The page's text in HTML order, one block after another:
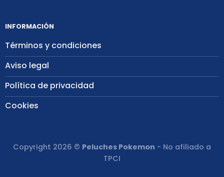
INFORMACIÓN
Términos y condiciones
Aviso legal
Política de privacidad
Cookies
Copyright 2026 © Peluches Pokemon - No afiliado a
TPCI